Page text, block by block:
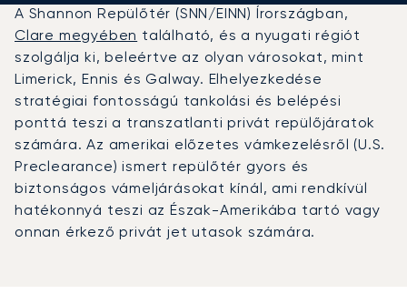
A Shannon Repülőtér (SNN/EINN) Írországban,
Clare megyében található, és a nyugati régiót
szolgálja ki, beleértve az olyan városokat, mint
Limerick, Ennis és Galway. Elhelyezkedése
stratégiai fontosságú tankolási és belépési
ponttá teszi a transzatlanti privát repülőjáratok
számára. Az amerikai előzetes vámkezelésről (U.S.
Preclearance) ismert repülőtér gyors és
biztonságos vámeljárásokat kínál, ami rendkívül
hatékonnyá teszi az Észak-Amerikába tartó vagy
onnan érkező privát jet utasok számára.